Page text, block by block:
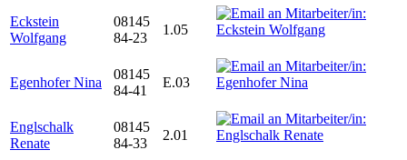
Eckstein
Wolfgang
08145
84-23
1.05
Egenhofer Nina
08145
84-41
E.03
Englschalk
Renate
08145
84-33
2.01